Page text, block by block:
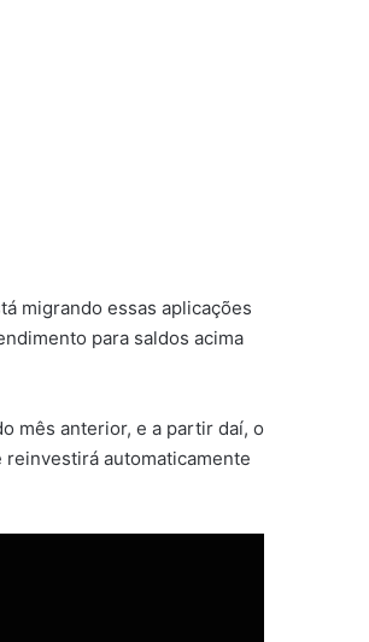
migrando essas aplicações
para saldos acima
mês anterior, e a partir daí, o
automaticamente